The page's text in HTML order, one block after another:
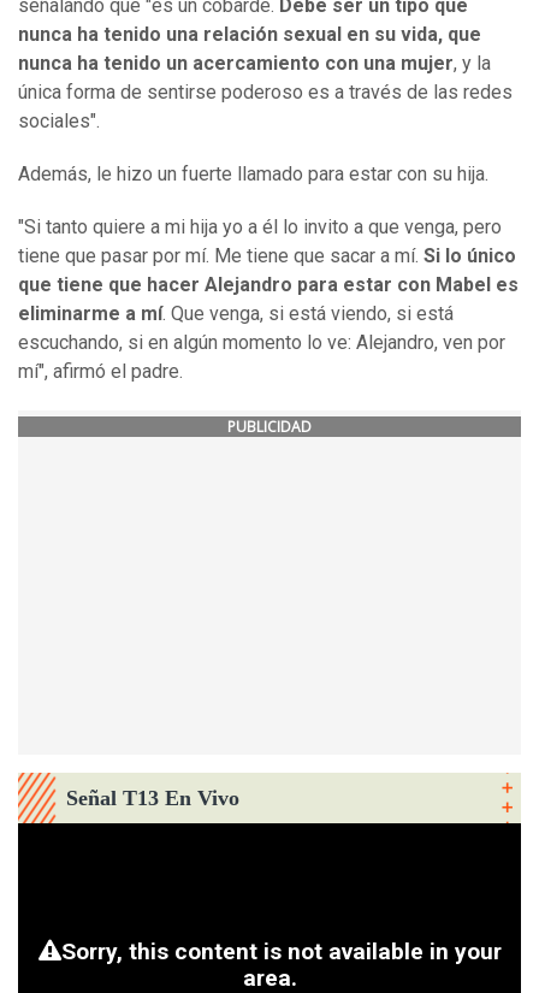
señalando que "es un cobarde. Debe ser un tipo que
nunca ha tenido una relación sexual en su vida, que
nunca ha tenido un acercamiento con una mujer, y la
única forma de sentirse poderoso es a través de las redes
sociales".
Además, le hizo un fuerte llamado para estar con su hija.
"Si tanto quiere a mi hija yo a él lo invito a que venga, pero
tiene que pasar por mí. Me tiene que sacar a mí. Si lo único
que tiene que hacer Alejandro para estar con Mabel es
eliminarme a mí. Que venga, si está viendo, si está
escuchando, si en algún momento lo ve: Alejandro, ven por
mí", afirmó el padre.
PUBLICIDAD
Señal T13 En Vivo